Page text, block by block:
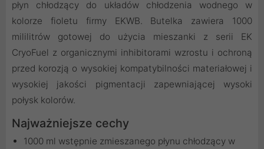
płyn chłodzący do układów chłodzenia wodnego w
kolorze fioletu firmy EKWB. Butelka zawiera 1000
mililitrów gotowej do użycia mieszanki z serii EK
CryoFuel z organicznymi inhibitorami wzrostu i ochroną
przed korozją o wysokiej kompatybilności materiałowej i
wysokiej jakości pigmentacji zapewniającej wysoki
połysk kolorów.
Najważniejsze cechy
1000 ml wstępnie zmieszanego płynu chłodzący w